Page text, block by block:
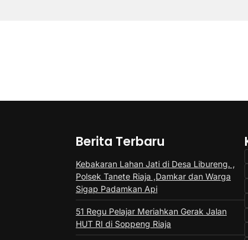
Berita Terbaru
Kebakaran Lahan Jati di Desa Libureng. ,
Polsek Tanete Riaja ,Damkar dan Warga
Sigap Padamkan Api
51 Regu Pelajar Meriahkan Gerak Jalan
HUT RI di Soppeng Riaja